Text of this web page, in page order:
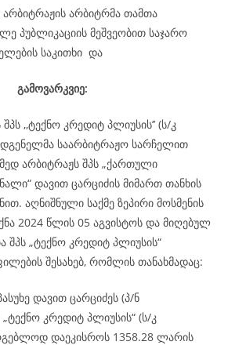
არბიტრმა თამთა
პუბლიკაციის მეშვეობით საჯარო
საკითხი და
გამოვარკვიე:
,,ტექნო კრედიტ პლიუსის’’ (ს/კ
საარბიტრაჟო სარჩელით
არბიტრაჟს შპს „ქართული
დავით ცარციძის მიმართ თანხის
აღნიშნული საქმე ზეპირი მოსმენის
2024 წლის 05 აგვისტოს და მიღებულ
შპს „ტექნო კრედიტ პლიუსის“
შესახებ, რომლის თანახმადაც:
დავით ცარციძეს (პ/ნ
„ტექნო კრედიტ პლიუსის“ (ს/კ
დაეკისროს 1358.28 ლარის